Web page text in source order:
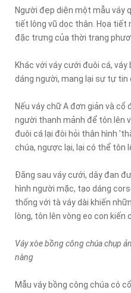
Người đẹp diện một mẫu váy
tiết lông vũ dọc thân. Họa tiết
đặc trưng của thời trang
Khác với váy cưới đuôi cá,
dáng người, mang lại sự tự tin
Nếu váy chữ A đơn giản và
người thanh mảnh để tôn lên
đuôi cá lại đòi hỏi thân hình
chúa, ngược lại, lại có thể tôn
Đằng sau váy cưới, dây đan
hình người mặc, tạo dáng
thống với tà váy dài khiến
lòng, tôn lên vòng eo con kiến
Váy xòe bồng công chúa chụp
nàng
Mẫu váy bồng công chúa có